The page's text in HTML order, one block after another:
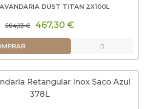
DUST TITAN 2X100L
584,13 € 467,30 €